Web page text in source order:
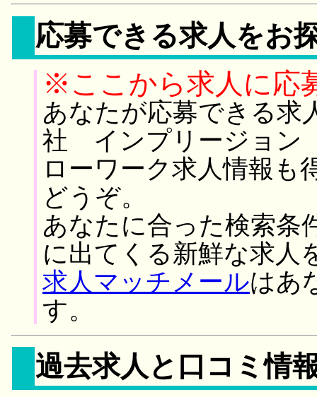
応募できる求人をお
※ここから求人に応
あなたが応募できる求
社 インプリージョン
ローワーク求人情報も
どうぞ。
あなたに合った検索条
に出てくる新鮮な求人
求人マッチメールはあ
す。
過去求人と口コミ情